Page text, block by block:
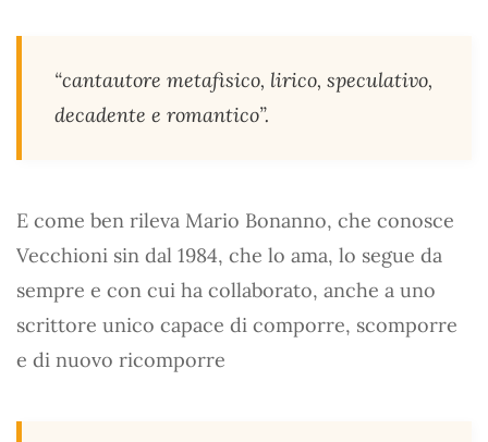
“cantautore metafisico, lirico, speculativo,
decadente e romantico”.
E come ben rileva Mario Bonanno, che conosce
Vecchioni sin dal 1984, che lo ama, lo segue da
sempre e con cui ha collaborato, anche a uno
scrittore unico capace di comporre, scomporre
e di nuovo ricomporre